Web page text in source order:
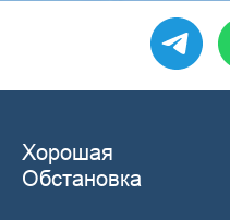
Хорошая
Обстановка